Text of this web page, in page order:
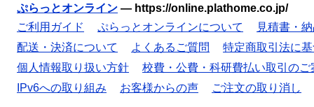
ぷらっとオンライン — https://online.plathome.co.jp/
ご利用ガイド
ぷらっとオンラインについて
見積書・
配送・決済について
よくあるご質問
特定商取引法に
個人情報取り扱い方針
校費・公費・科研費払い取引のご
IPv6への取り組み
お客様からの声 ご注文の取り消し